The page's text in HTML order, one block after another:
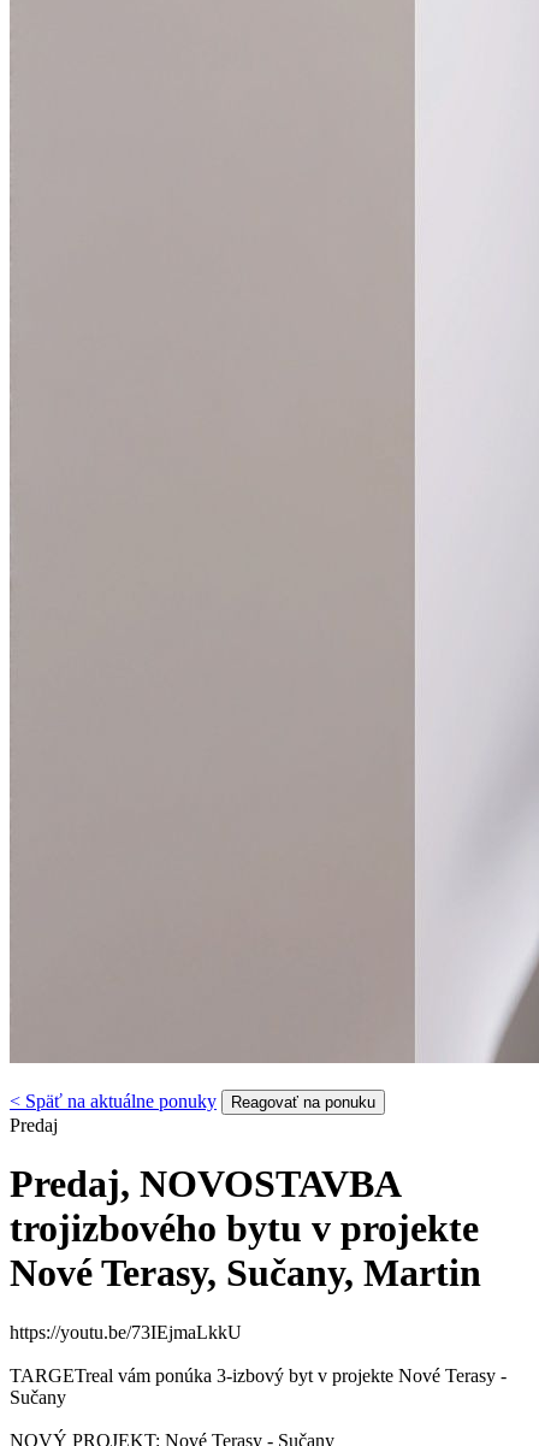
< Späť na aktuálne ponuky Reagovať na ponuku
Predaj
Predaj, NOVOSTAVBA
trojizbového bytu v projekte
Nové Terasy, Sučany, Martin
https://youtu.be/73IEjmaLkkU
TARGETreal vám ponúka 3-izbový byt v projekte Nové Terasy -
Sučany
NOVÝ PROJEKT: Nové Terasy - Sučany